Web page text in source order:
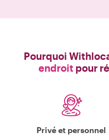
Pourquoi
endroit pour
Privé et personnel